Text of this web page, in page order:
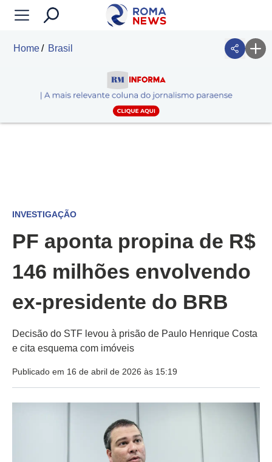
Home Brasil
INVESTIGAÇÃO
PF aponta propina de R$
146 milhões envolvendo
ex-presidente do BRB
Decisão do STF levou à prisão de Paulo Henrique Costa
e cita esquema com imóveis
Publicado em 16 de abril de 2026 às 15:19